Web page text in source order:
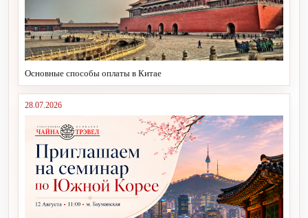
Основные способы оплаты в Китае
28.07.2026